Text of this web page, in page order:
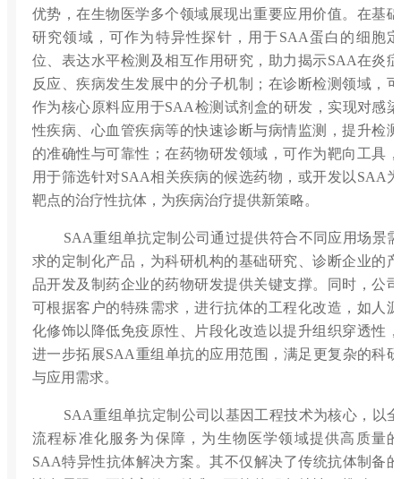
优势，在生物医学多个领域展现出重要应用价值。在基础
研究领域，可作为特异性探针，用于SAA蛋白的细胞定
位、表达水平检测及相互作用研究，助力揭示SAA在炎症
反应、疾病发生发展中的分子机制；在诊断检测领域，可
作为核心原料应用于SAA检测试剂盒的研发，实现对感染
性疾病、心血管疾病等的快速诊断与病情监测，提升检测
的准确性与可靠性；在药物研发领域，可作为靶向工具，
用于筛选针对SAA相关疾病的候选药物，或开发以SAA为
靶点的治疗性抗体，为疾病治疗提供新策略。
SAA重组单抗定制公司通过提供符合不同应用场景需
求的定制化产品，为科研机构的基础研究、诊断企业的产
品开发及制药企业的药物研发提供关键支撑。同时，公司
可根据客户的特殊需求，进行抗体的工程化改造，如人源
化修饰以降低免疫原性、片段化改造以提升组织穿透性，
进一步拓展SAA重组单抗的应用范围，满足更复杂的科研
与应用需求。
SAA重组单抗定制公司以基因工程技术为核心，以全
流程标准化服务为保障，为生物医学领域提供高质量的
SAA特异性抗体解决方案。其不仅解决了传统抗体制备的